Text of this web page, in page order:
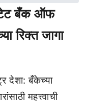
बँक ऑफ
रिक्त जागा
देशा: बँकेच्या
महत्त्वाची